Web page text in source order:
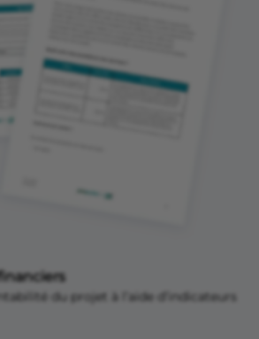
du projet à l’aide d’indicateurs